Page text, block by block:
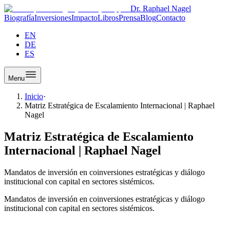
Dr. Raphael Nagel
BiografíaInversionesImpactoLibrosPrensaBlogContacto
EN
DE
ES
Menu
Inicio·
Matriz Estratégica de Escalamiento Internacional | Raphael
Nagel
Matriz Estratégica de Escalamiento
Internacional | Raphael Nagel
Mandatos de inversión en coinversiones estratégicas y diálogo
institucional con capital en sectores sistémicos.
Mandatos de inversión en coinversiones estratégicas y diálogo
institucional con capital en sectores sistémicos.